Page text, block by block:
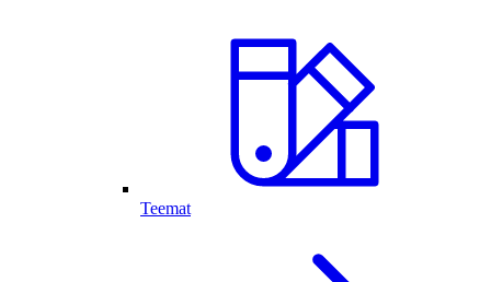
Teemat